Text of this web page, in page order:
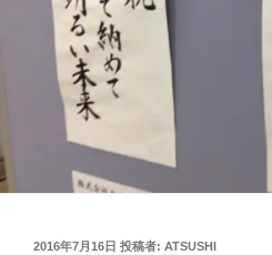
投
2016年7月16日 投稿者: ATSUSHI